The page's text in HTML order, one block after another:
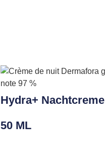
Hydra+ Nachtcreme
50 ML